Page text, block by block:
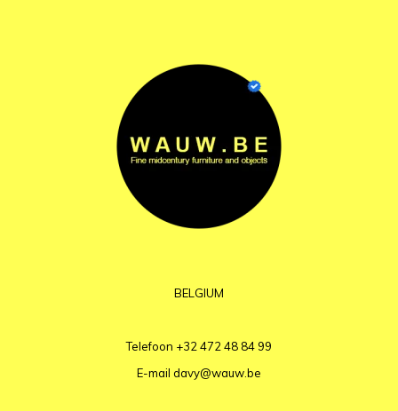
BELGIUM
Telefoon +32 472 48 84 99
E-mail davy@wauw.be